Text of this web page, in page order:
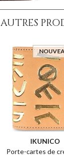
AUTRES
IKUNICO
Porte-cartes de